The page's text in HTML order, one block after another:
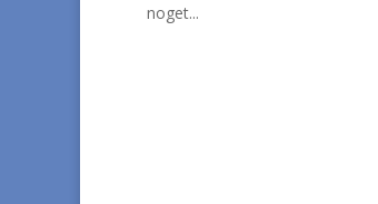
noget...